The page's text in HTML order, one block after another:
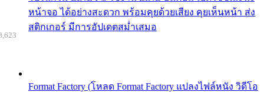
หน้าจอ ได้อย่างสะดวก พร้อมคุยด้วยเสียง คุยเห็นหน้า ส่ง
สติกเกอร์ มีการอัปเดตสม่ำเสมอ
Format Factory (โหลด Format Factory แปลงไฟล์หนัง วิดีโอ